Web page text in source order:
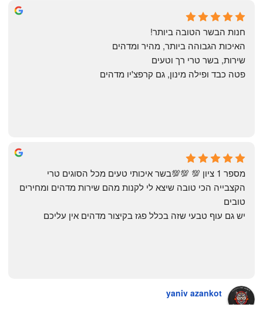
Annael Annael
8 months ago
The Artechology
a year ago
חנות הבשר הטובה ביותר!
האיכות הגבוהה ביותר, מהיר ומדהים
שירות, בשר טרי רך וטעים
פטה כבד ופילה מינון, גם קרפצ'יו מדהים
yaniv azankot
טובים
יש גם עוף טבעי שזה בכלל פגז בקיצור מדהים אין עליכם